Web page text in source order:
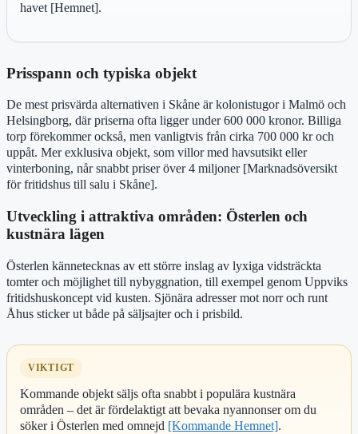
havet [Hemnet].
Prisspann och typiska objekt
De mest prisvärda alternativen i Skåne är kolonistugor i Malmö och
Helsingborg, där priserna ofta ligger under 600 000 kronor. Billiga
torp förekommer också, men vanligtvis från cirka 700 000 kr och
uppåt. Mer exklusiva objekt, som villor med havsutsikt eller
vinterboning, når snabbt priser över 4 miljoner [Marknadsöversikt
för fritidshus till salu i Skåne].
Utveckling i attraktiva områden: Österlen och
kustnära lägen
Österlen kännetecknas av ett större inslag av lyxiga vidsträckta
tomter och möjlighet till nybyggnation, till exempel genom Uppviks
fritidshuskoncept vid kusten. Sjönära adresser mot norr och runt
Åhus sticker ut både på säljsajter och i prisbild.
VIKTIGT
Kommande objekt säljs ofta snabbt i populära kustnära
områden – det är fördelaktigt att bevaka nyannonser om du
söker i Österlen med omnejd [Kommande Hemnet].